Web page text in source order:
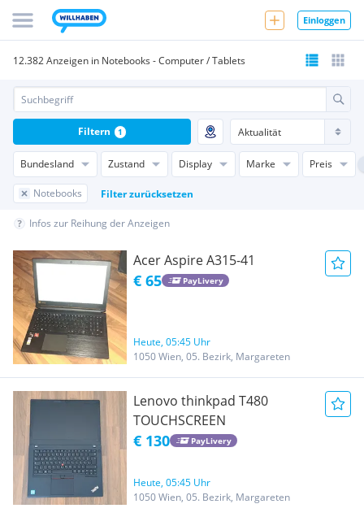
Einloggen
12.382 Anzeigen in Notebooks - Computer / Tablets
Bundesland Zustand Display Marke Preis
Notebooks Filter zurücksetzen
Filtern 1
Infos zur Reihung der Anzeigen
Acer Aspire A315-41
€ 65 PayLivery
Heute, 05:45 Uhr
1050 Wien, 05. Bezirk, Margareten
Lenovo thinkpad T480
TOUCHSCREEN
€ 130 PayLivery
Heute, 05:45 Uhr
1050 Wien, 05. Bezirk, Margareten